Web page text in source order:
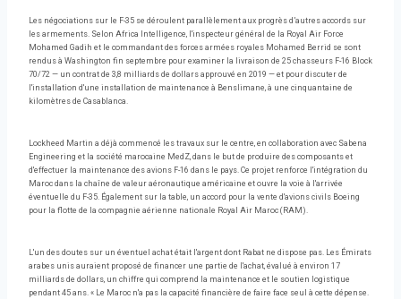
Les négociations sur le F-35 se déroulent parallèlement aux progrès d’autres accords sur
les armements. Selon Africa Intelligence, l'inspecteur général de la Royal Air Force
Mohamed Gadih et le commandant des forces armées royales Mohamed Berrid se sont
rendus à Washington fin septembre pour examiner la livraison de 25 chasseurs F-16 Block
70/72 — un contrat de 3,8 milliards de dollars approuvé en 2019 — et pour discuter de
l'installation d'une installation de maintenance à Benslimane, à une cinquantaine de
kilomètres de Casablanca.
Lockheed Martin a déjà commencé les travaux sur le centre, en collaboration avec Sabena
Engineering et la société marocaine MedZ, dans le but de produire des composants et
d'effectuer la maintenance des avions F-16 dans le pays. Ce projet renforce l'intégration du
Maroc dans la chaîne de valeur aéronautique américaine et ouvre la voie à l'arrivée
éventuelle du F-35. Également sur la table, un accord pour la vente d'avions civils Boeing
pour la flotte de la compagnie aérienne nationale Royal Air Maroc (RAM).
L'un des doutes sur un éventuel achat était l'argent dont Rabat ne dispose pas. Les Émirats
arabes unis auraient proposé de financer une partie de l'achat, évalué à environ 17
milliards de dollars, un chiffre qui comprend la maintenance et le soutien logistique
pendant 45 ans. « Le Maroc n'a pas la capacité financière de faire face seul à cette dépense.